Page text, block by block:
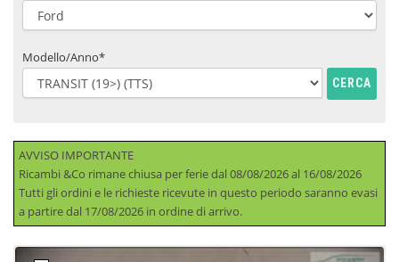
Modello/Anno*
CERCA
AVVISO IMPORTANTE
Ricambi &Co rimane chiusa per ferie dal 08/08/2026 al 16/08/2026
Tutti gli ordini e le richieste ricevute in questo periodo saranno evasi
a partire dal 17/08/2026 in ordine di arrivo.